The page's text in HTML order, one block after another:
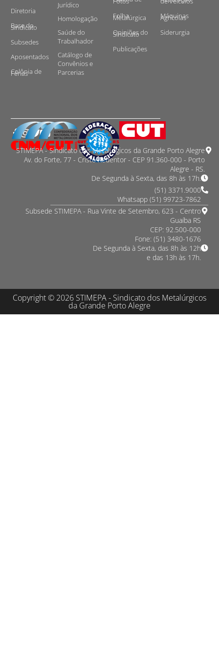
Diretoria
Base do
Sindicato
Subsedes
Aposentados
Colônia de
Férias
Jurídico
Homologação
Saúde do
Trabalhador
Catálogo de
Convênios e
Parcerias
Folha
Metalúrgica
Opiniões do
Sindicato
Publicações
Máquinas
Agrícolas
Siderurgia
STIMEPA - Sindicato dos Metalurgicos da Grande Porto Alegre
Av. do Forte, 77 - Cristo Redentor - CEP 91.360-000 - Porto
Alegre - RS.
De Segunda à Sexta, das 8h às 17h.
(51) 3371.9000
Whatsapp (51) 99723-7862
Subsede STIMEPA - Rua Vinte de Setembro, 623 - Centro
Guaíba RS
CEP: 92.500-000
Fone: (51) 3480-1676
De Segunda à Sexta, das 8h às 12h
e das 13h às 17h.
Copyright © 2026 STIMEPA - Sindicato dos Metalúrgicos
da Grande Porto Alegre